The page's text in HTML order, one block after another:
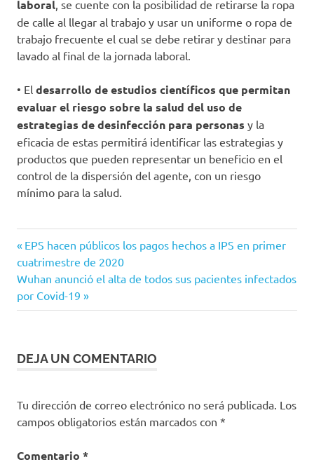
laboral, se cuente con la posibilidad de retirarse la ropa
de calle al llegar al trabajo y usar un uniforme o ropa de
trabajo frecuente el cual se debe retirar y destinar para
lavado al final de la jornada laboral.
• El desarrollo de estudios científicos que permitan
evaluar el riesgo sobre la salud del uso de
estrategias de desinfección para personas y la
eficacia de estas permitirá identificar las estrategias y
productos que pueden representar un beneficio en el
control de la dispersión del agente, con un riesgo
mínimo para la salud.
Desinfección
Contraindicación
COVID-
19
recomendaciones
Navegación
de
entradas
Entrada
anterior:
EPS hacen públicos los pagos hechos a IPS en primer
cuatrimestre de 2020
Siguiente
entrada:
Wuhan anunció el alta de todos sus pacientes infectados
por Covid-19
DEJA UN COMENTARIO
Tu dirección de correo electrónico no será publicada. Los
campos obligatorios están marcados con *
Comentario *